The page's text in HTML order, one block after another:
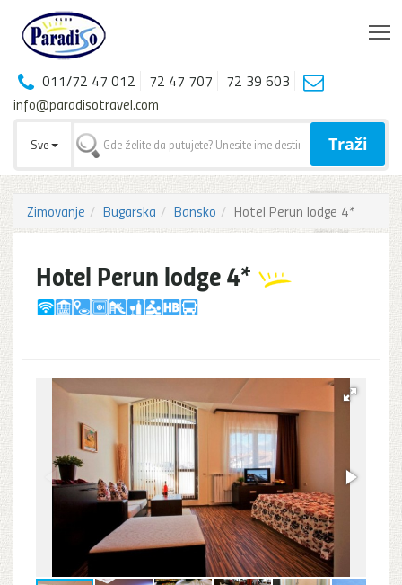
011/72 47 012 72 47 707
72 39 603
info@paradisotravel.com
Sve Traži
Zimovanje Bugarska Bansko Hotel Perun lodge 4*
Hotel Perun lodge 4*